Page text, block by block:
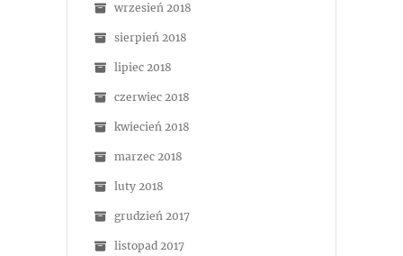
wrzesień 2018
sierpień 2018
lipiec 2018
czerwiec 2018
kwiecień 2018
marzec 2018
luty 2018
grudzień 2017
listopad 2017